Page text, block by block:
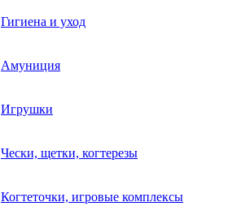
Гигиена и уход
Амуниция
Игрушки
Чески, щетки, когтерезы
Когтеточки, игровые комплексы